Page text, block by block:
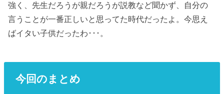
強く、先生だろうが親だろうが説教など聞かず、自分の
言うことが一番正しいと思ってた時代だったよ。今思え
ばイタい子供だったわ･･･。
今回のまとめ